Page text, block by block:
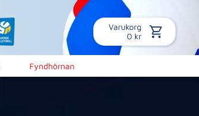
Varukorg
0 kr
Fyndhörnan